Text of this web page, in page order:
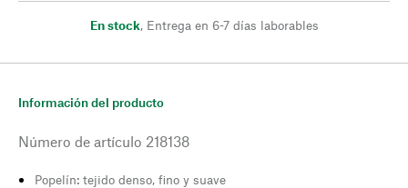
En stock, Entrega en 6-7 días laborables
Información del producto
Número de artículo 218138
Popelín: tejido denso, fino y suave